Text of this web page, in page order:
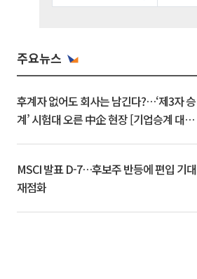
주요뉴스
후계자 없어도 회사는 남긴다?…‘제3자 승
계’ 시험대 오른 中企 현장 [기업승계 대전
MSCI 발표 D-7…후보주 반등에 편입 기대
재점화